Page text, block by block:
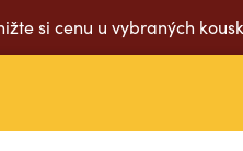
si cenu u vybraných